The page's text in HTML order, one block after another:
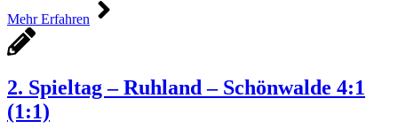
Mehr Erfahren
2. Spieltag – Ruhland – Schönwalde 4:1
(1:1)